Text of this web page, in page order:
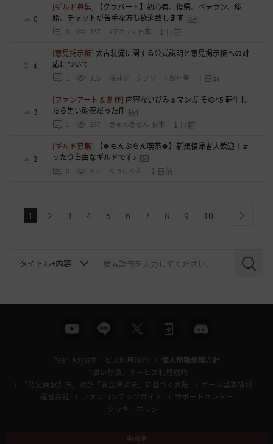
0
[ギルド募集]
【クラバート】初心者、復帰、ベテラン、移
籍、チャットが苦手な方も歓迎致します
0 337 xマキナx-日本 1 日前
4
[意見掲示板] 太古装備に関する公式説明と意見掲示板への対
応について
1 355 浅井ジークフリード配信者 1 日前
3
[ファンアート & 創作] 内容ないびみょマンガ その45 転生し
たら黒い砂漠だった件
1 257 きゅんきゅん-日本 1 日前
2
[ギルド募集]
【🍀もんぶらん喫茶🍀】新規復帰者大歓迎！ま
ったり自由なギルドです♪
0 407 ゆぅにゃん 1 日前
1 2 3 4 5 6 7 8 9 10 next
検
Pearl Abyssサービス利用規約
個人情報処理方針
「黒い砂漠」サービス利用規約
「特定商取引法」及び「資金決済法」に基づく表記
ゲーム基本情報
運営会社
ファンコンテンツガイド
サポートセンター
クッキーポリシー
黒い砂漠